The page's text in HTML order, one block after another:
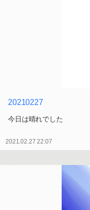
20210227
今日は晴れでした
2021.02.27 22:07